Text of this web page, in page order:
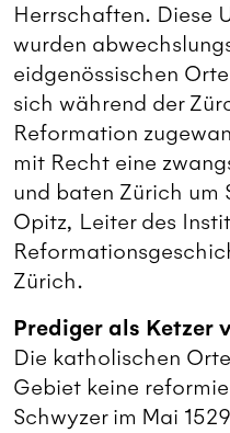
Herrschaften. Diese
wurden
eidgenössischen
sich während der
Reformation
mit Recht eine
und baten Zürich um
Opitz, Leiter des
Zürich.
Prediger als Ketzer
Die katholischen
Gebiet keine
Schwyzer im Mai